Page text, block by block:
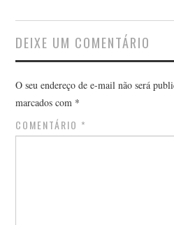
DEIXE UM COMENTÁRIO
O seu endereço de e-mail não será
marcados com *
COMENTÁRIO *